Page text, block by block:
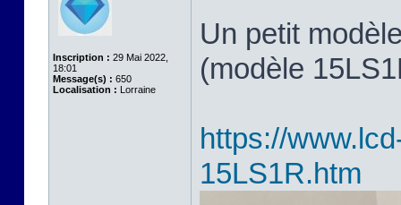
Inscription : 29 Mai 2022,
18:01
Message(s) : 650
Localisation : Lorraine
Un petit
(modèle
https://
15LS1R.htm